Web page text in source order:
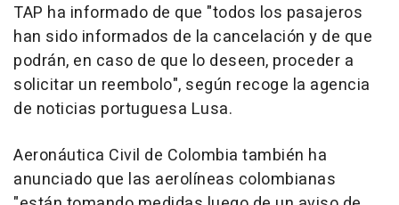
TAP ha informado de que "todos los pasajeros
han sido informados de la cancelación y de que
podrán, en caso de que lo deseen, proceder a
solicitar un reembolo", según recoge la agencia
de noticias portuguesa Lusa.
Aeronáutica Civil de Colombia también ha
anunciado que las aerolíneas colombianas